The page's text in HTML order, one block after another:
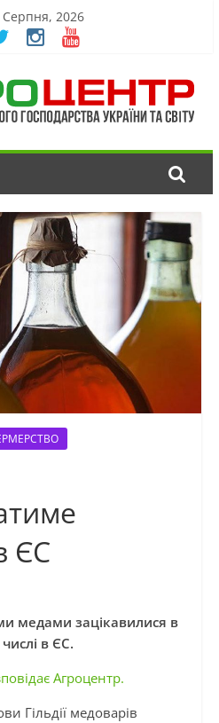
Серпня, 2026
ЄС
медами зацікавилися в
в ЄС.
Агроцентр.
Гільдії медоварів